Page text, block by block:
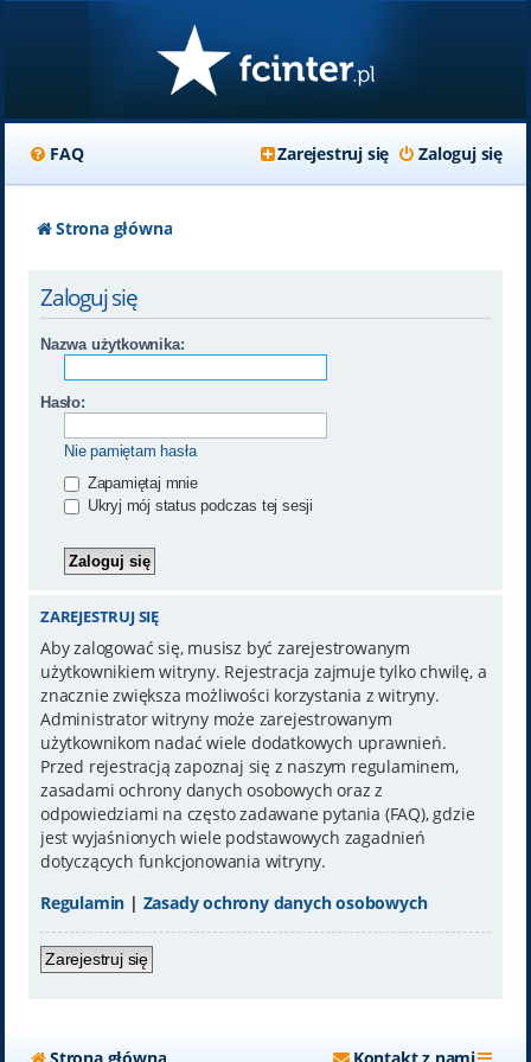
FAQ Zaloguj się
Zarejestruj się
Strona główna
Zaloguj się
Nazwa użytkownika:
Hasło:
Nie pamiętam hasła
Zapamiętaj mnie
Ukryj mój status podczas tej sesji
ZAREJESTRUJ SIĘ
Aby zalogować się, musisz być zarejestrowanym
użytkownikiem witryny. Rejestracja zajmuje tylko chwilę, a
znacznie zwiększa możliwości korzystania z witryny.
Administrator witryny może zarejestrowanym
użytkownikom nadać wiele dodatkowych uprawnień.
Przed rejestracją zapoznaj się z naszym regulaminem,
zasadami ochrony danych osobowych oraz z
odpowiedziami na często zadawane pytania (FAQ), gdzie
jest wyjaśnionych wiele podstawowych zagadnień
dotyczących funkcjonowania witryny.
Regulamin | Zasady ochrony danych osobowych
Zarejestruj się
Strona główna Kontakt z nami